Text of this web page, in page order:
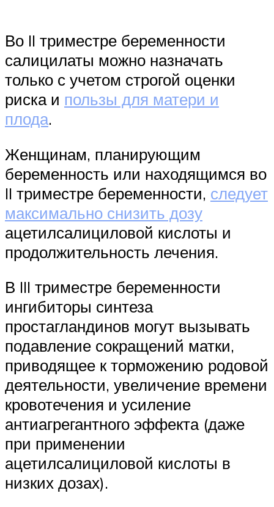
Во II триместре беременности
салицилаты можно назначать
только с учетом строгой оценки
риска и пользы для матери и
плода.
Женщинам, планирующим
беременность или находящимся во
II триместре беременности, следует
максимально снизить дозу
ацетилсалициловой кислоты и
продолжительность лечения.
В III триместре беременности
ингибиторы синтеза
простагландинов могут вызывать
подавление сокращений матки,
приводящее к торможению родовой
деятельности, увеличение времени
кровотечения и усиление
антиагрегантного эффекта (даже
при применении
ацетилсалициловой кислоты в
низких дозах).